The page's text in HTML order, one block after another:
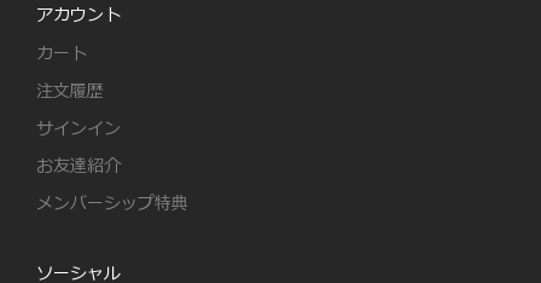
アカウント
カート
注文履歴
サインイン
お友達紹介
メンバーシップ特典
ソーシャル